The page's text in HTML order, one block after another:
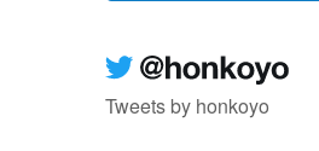
Tweets by honkoyo